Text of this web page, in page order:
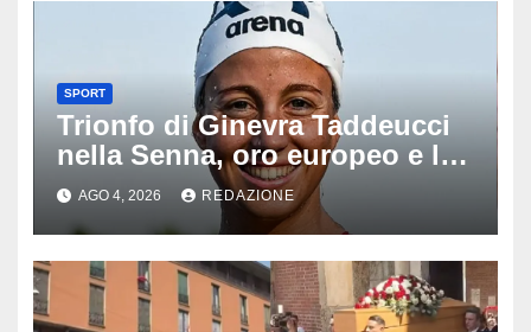
SPORT
Trionfo di Ginevra Taddeucci
nella Senna, oro europeo e la
stoccata sul fiume di Parigi:
‘Era bella zozza’
AGO 4, 2026 REDAZIONE